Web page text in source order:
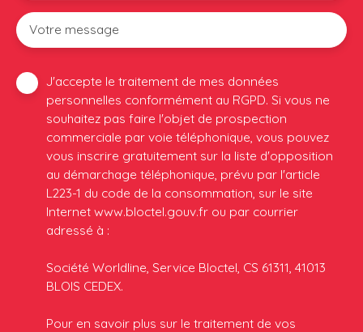
Votre message
J'accepte le traitement de mes données
personnelles conformément au RGPD. Si vous ne
souhaitez pas faire l'objet de prospection
commerciale par voie téléphonique, vous pouvez
vous inscrire gratuitement sur la liste d'opposition
au démarchage téléphonique, prévu par l'article
L223-1 du code de la consommation, sur le site
Internet www.bloctel.gouv.fr ou par courrier
adressé à :
Société Worldline, Service Bloctel, CS 61311, 41013
BLOIS CEDEX.
Pour en savoir plus sur le traitement de vos